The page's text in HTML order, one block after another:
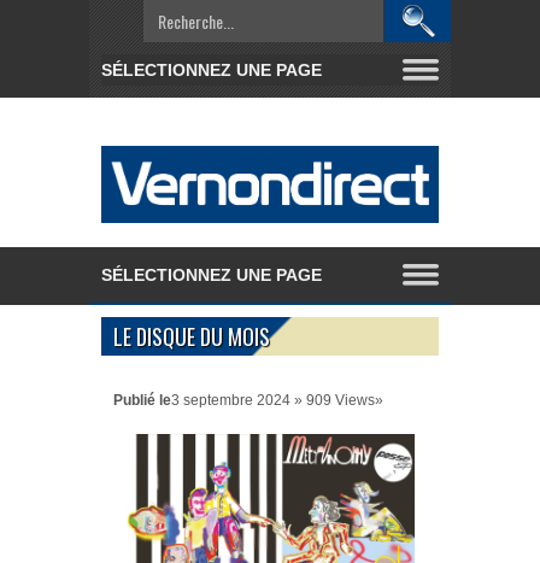
LE DISQUE DU MOIS
Publié le3 septembre 2024 » 909 Views»